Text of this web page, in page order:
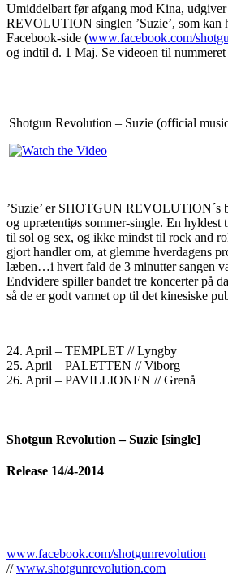
Umiddelbart før afgang mod Kina,
REVOLUTION singlen ’Suzie’, som kan
Facebook-side (www.facebook.com/
og indtil d. 1 Maj. Se videoen til nummeret
Shotgun Revolution – Suzie (official
’Suzie’ er SHOTGUN REVOLUTION´s
og uprætentiøs sommer-single. En hyldest
til sol og sex, og ikke mindst til rock and
gjort handler om, at glemme hverdagens
læben…i hvert fald de 3 minutter sangen
Endvidere spiller bandet tre koncerter på
så de er godt varmet op til det kinesiske
24. April – TEMPLET // Lyngby
25. April – PALETTEN // Viborg
26. April – PAVILLIONEN // Grenå
Shotgun Revolution – Suzie [single]
Release 14/4-2014
www.facebook.com/shotgunrevolution
//www.shotgunrevolution.com